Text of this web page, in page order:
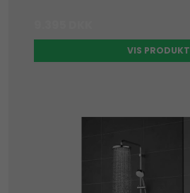
VIS PRODUKT